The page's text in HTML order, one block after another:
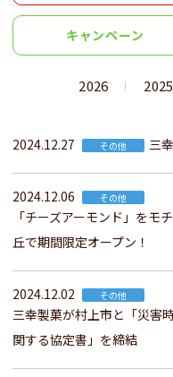
キャンペーン
2026 2025
2024.12.27 その他 三
2024.12.06 その他
「チーズアーモンド」をモ
丘で期間限定オープン！
2024.12.02 その他
三幸製菓が村上市と「災害
関する協定書」を締結